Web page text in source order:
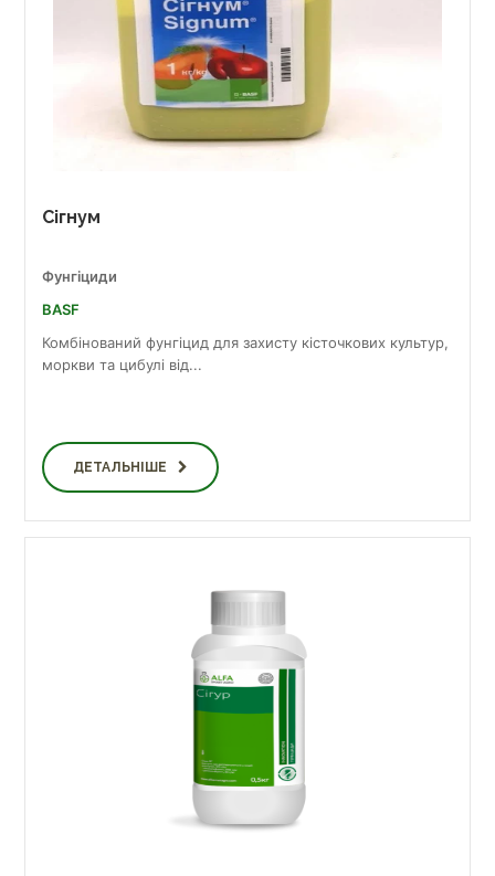
Сігнум
Фунгіциди
BASF
Комбінований фунгіцид для захисту кісточкових культур,
моркви та цибулі від...
ДЕТАЛЬНІШЕ